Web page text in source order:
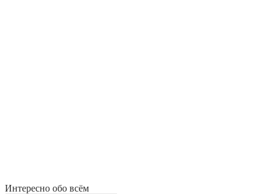
Интересно обо всём